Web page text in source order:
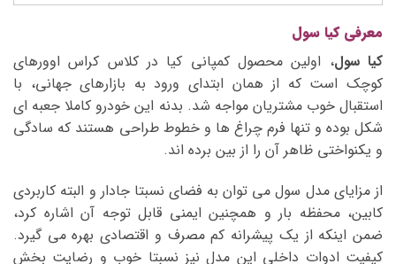
معرفی کیا سول
کیا سول، اولین محصول کمپانی کیا در کلاس کراس اوورهای
کوچک است که از همان ابتدای ورود به بازارهای جهانی، با
استقبال خوب مشتریان مواجه شد. بدنه این خودرو کاملا جعبه ‏ای‏
شکل بوده و تنها فرم چراغ‏ ها و خطوط طراحی هستند که سادگی
و یکنواختی ظاهر آن را از بین برده‏ اند.
از مزایای مدل سول می‏ توان به فضای نسبتا جادار و البته کاربردی
کابین، محفظه بار و همچنین ایمنی قابل توجه آن اشاره کرد،
ضمن اینکه از یک پیشرانه کم مصرف و اقتصادی بهره می‏ گیرد.
کیفیت ادوات داخلی این مدل نیز نسبتا خوب و رضایت بخش